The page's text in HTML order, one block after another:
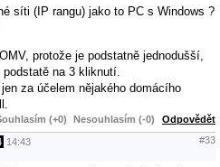
síti (IP rangu) jako to PC s Windows ?
protože je podstatně jednodušší,
na 3 kliknutí.
za účelem nějakého domácího
(+0) Nesouhlasím (-0) Odpovědět
14:43 #33